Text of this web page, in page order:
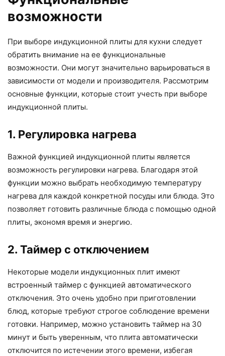
возможности
При выборе индукционной плиты для кухни следует
обратить внимание на ее функциональные
возможности. Они могут значительно варьироваться в
зависимости от модели и производителя. Рассмотрим
основные функции, которые стоит учесть при выборе
индукционной плиты.
1. Регулировка нагрева
Важной функцией индукционной плиты является
возможность регулировки нагрева. Благодаря этой
функции можно выбрать необходимую температуру
нагрева для каждой конкретной посуды или блюда. Это
позволяет готовить различные блюда с помощью одной
плиты, экономя время и энергию.
2. Таймер с отключением
Некоторые модели индукционных плит имеют
встроенный таймер с функцией автоматического
отключения. Это очень удобно при приготовлении
блюд, которые требуют строгое соблюдение времени
готовки. Например, можно установить таймер на 30
минут и быть уверенным, что плита автоматически
отключится по истечении этого времени, избегая